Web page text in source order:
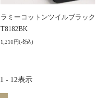
ラミーコットンツイルブラック
T8182BK
1,210円(税込)
1 - 12表示